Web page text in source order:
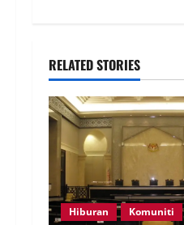
RELATED STORIES
Hiburan
Komuniti